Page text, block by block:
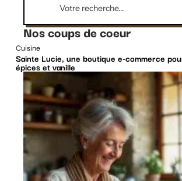
Nos coups de coeur
Cuisine
Sainte Lucie, une boutique e-commerce
épices et vanille